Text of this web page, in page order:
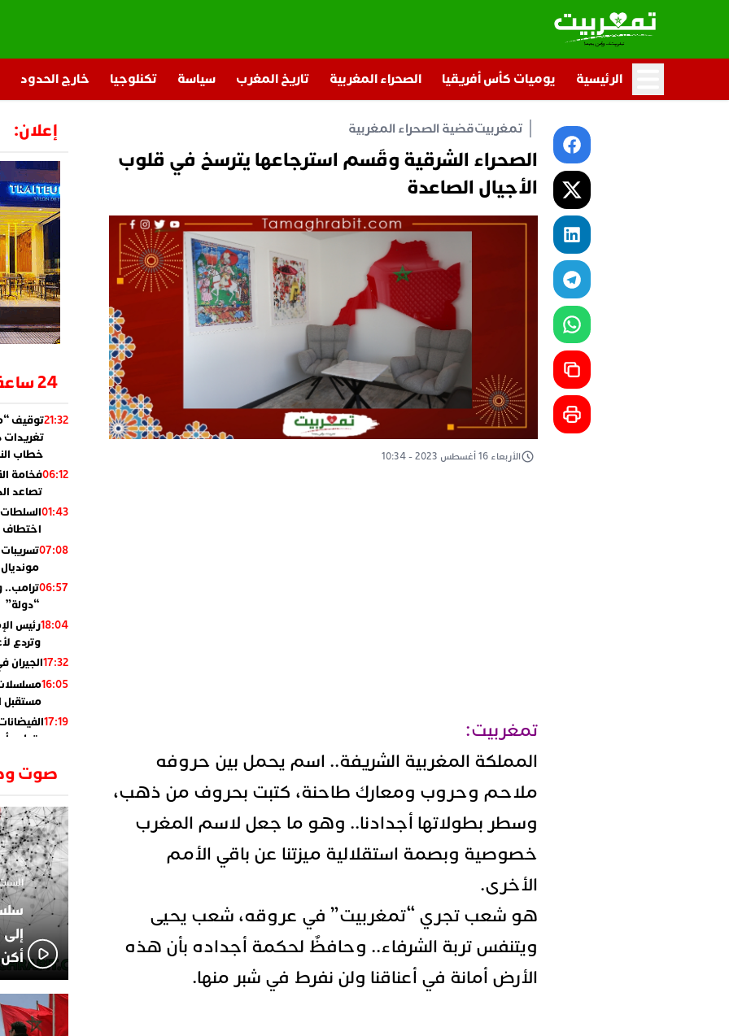
الرئيسية يوميات كأس أفريقيا الصحراء المغربية تاريخ المغرب سياسة تكنلوجيا خارج الحدود
تمغربيتقضية الصحراء المغربية
الصحراء الشرقية وقَسم استرجاعها يترسخ في قلوب
الأجيال الصاعدة
الأربعاء 16 أغسطس 2023 - 10:34
تمغربيت:
المملكة المغربية الشريفة.. اسم يحمل بين حروفه
ملاحم وحروب ومعارك طاحنة، كتبت بحروف من ذهب،
وسطر بطولاتها أجدادنا.. وهو ما جعل لاسم المغرب
خصوصية وبصمة استقلالية ميزتنا عن باقي الأمم
الأخرى.
هو شعب تجري “تمغربيت” في عروقه، شعب يحيى
ويتنفس تربة الشرفاء.. وحافظٌ لحكمة أجداده بأن هذه
الأرض أمانة في أعناقنا ولن نفرط في شبر منها.
إعلان:
24 ساعة
21:32توقيف
خطاب
06:12فخامة
تصاعد
01:43
اختطاف
07:08
مونديال 2010
06:57ترامب..
“دولة”
18:04رئيس
وتردع
17:32الجيران
16:05
مستقبل
17:19
وتطرح
الجزائر
وسقوط
02:06
الركراكي
01:55
هي
14:37
لاعبوا
صوت
السبت 1 فبراير 2025